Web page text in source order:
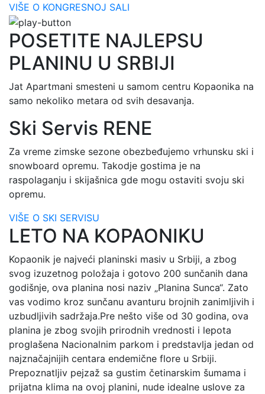
VIŠE O KONGRESNOJ SALI
POSETITE NAJLEPSU
PLANINU U SRBIJI
Jat Apartmani smesteni u samom centru Kopaonika na
samo nekoliko metara od svih desavanja.
Ski Servis RENE
Za vreme zimske sezone obezbeđujemo vrhunsku ski i
snowboard opremu. Takodje gostima je na
raspolaganju i skijašnica gde mogu ostaviti svoju ski
opremu.
VIŠE O SKI SERVISU
LETO NA KOPAONIKU
Kopaonik je najveći planinski masiv u Srbiji, a zbog
svog izuzetnog položaja i gotovo 200 sunčanih dana
godišnje, ova planina nosi naziv „Planina Sunca“. Zato
vas vodimo kroz sunčanu avanturu brojnih zanimljivih i
uzbudljivih sadržaja.Pre nešto više od 30 godina, ova
planina je zbog svojih prirodnih vrednosti i lepota
proglašena Nacionalnim parkom i predstavlja jedan od
najznačajnijih centara endemične flore u Srbiji.
Prepoznatljiv pejzaž sa gustim četinarskim šumama i
prijatna klima na ovoj planini, nude idealne uslove za